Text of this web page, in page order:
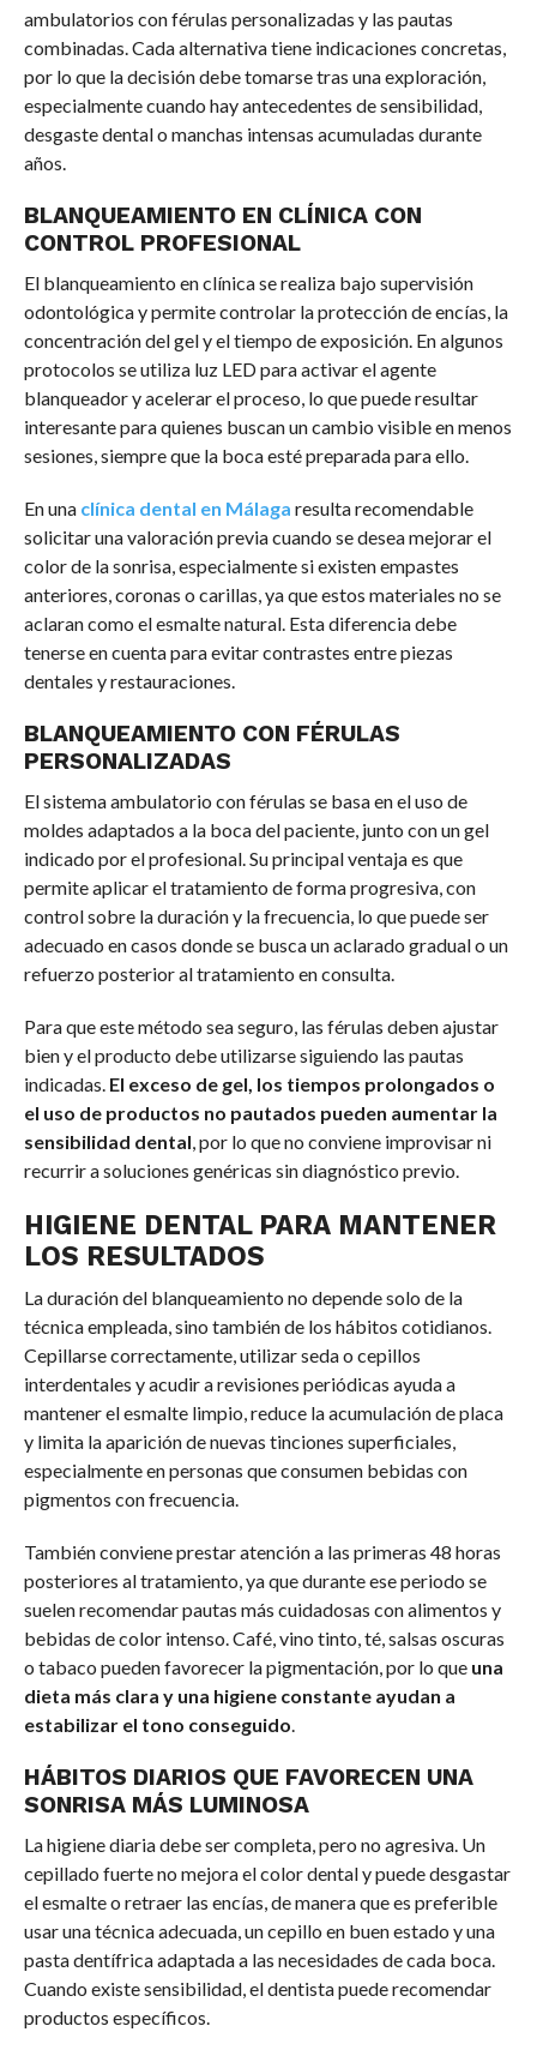
ambulatorios con férulas personalizadas y las pautas
combinadas. Cada alternativa tiene indicaciones concretas,
por lo que la decisión debe tomarse tras una exploración,
especialmente cuando hay antecedentes de sensibilidad,
desgaste dental o manchas intensas acumuladas durante
años.
BLANQUEAMIENTO EN CLÍNICA CON
CONTROL PROFESIONAL
El blanqueamiento en clínica se realiza bajo supervisión
odontológica y permite controlar la protección de encías, la
concentración del gel y el tiempo de exposición. En algunos
protocolos se utiliza luz LED para activar el agente
blanqueador y acelerar el proceso, lo que puede resultar
interesante para quienes buscan un cambio visible en menos
sesiones, siempre que la boca esté preparada para ello.
En una clínica dental en Málaga resulta recomendable
solicitar una valoración previa cuando se desea mejorar el
color de la sonrisa, especialmente si existen empastes
anteriores, coronas o carillas, ya que estos materiales no se
aclaran como el esmalte natural. Esta diferencia debe
tenerse en cuenta para evitar contrastes entre piezas
dentales y restauraciones.
BLANQUEAMIENTO CON FÉRULAS
PERSONALIZADAS
El sistema ambulatorio con férulas se basa en el uso de
moldes adaptados a la boca del paciente, junto con un gel
indicado por el profesional. Su principal ventaja es que
permite aplicar el tratamiento de forma progresiva, con
control sobre la duración y la frecuencia, lo que puede ser
adecuado en casos donde se busca un aclarado gradual o un
refuerzo posterior al tratamiento en consulta.
Para que este método sea seguro, las férulas deben ajustar
bien y el producto debe utilizarse siguiendo las pautas
indicadas. El exceso de gel, los tiempos prolongados o
el uso de productos no pautados pueden aumentar la
sensibilidad dental , por lo que no conviene improvisar ni
recurrir a soluciones genéricas sin diagnóstico previo.
HIGIENE DENTAL PARA MANTENER
LOS RESULTADOS
La duración del blanqueamiento no depende solo de la
técnica empleada, sino también de los hábitos cotidianos.
Cepillarse correctamente, utilizar seda o cepillos
interdentales y acudir a revisiones periódicas ayuda a
mantener el esmalte limpio, reduce la acumulación de placa
y limita la aparición de nuevas tinciones superficiales,
especialmente en personas que consumen bebidas con
pigmentos con frecuencia.
También conviene prestar atención a las primeras 48 horas
posteriores al tratamiento, ya que durante ese periodo se
suelen recomendar pautas más cuidadosas con alimentos y
bebidas de color intenso. Café, vino tinto, té, salsas oscuras
o tabaco pueden favorecer la pigmentación, por lo que una
dieta más clara y una higiene constante ayudan a
estabilizar el tono conseguido
HÁBITOS DIARIOS QUE FAVORECEN UNA
SONRISA MÁS LUMINOSA
La higiene diaria debe ser completa, pero no agresiva. Un
cepillado fuerte no mejora el color dental y puede desgastar
el esmalte o retraer las encías, de manera que es preferible
usar una técnica adecuada, un cepillo en buen estado y una
pasta dentífrica adaptada a las necesidades de cada boca.
Cuando existe sensibilidad, el dentista puede recomendar
productos específicos.